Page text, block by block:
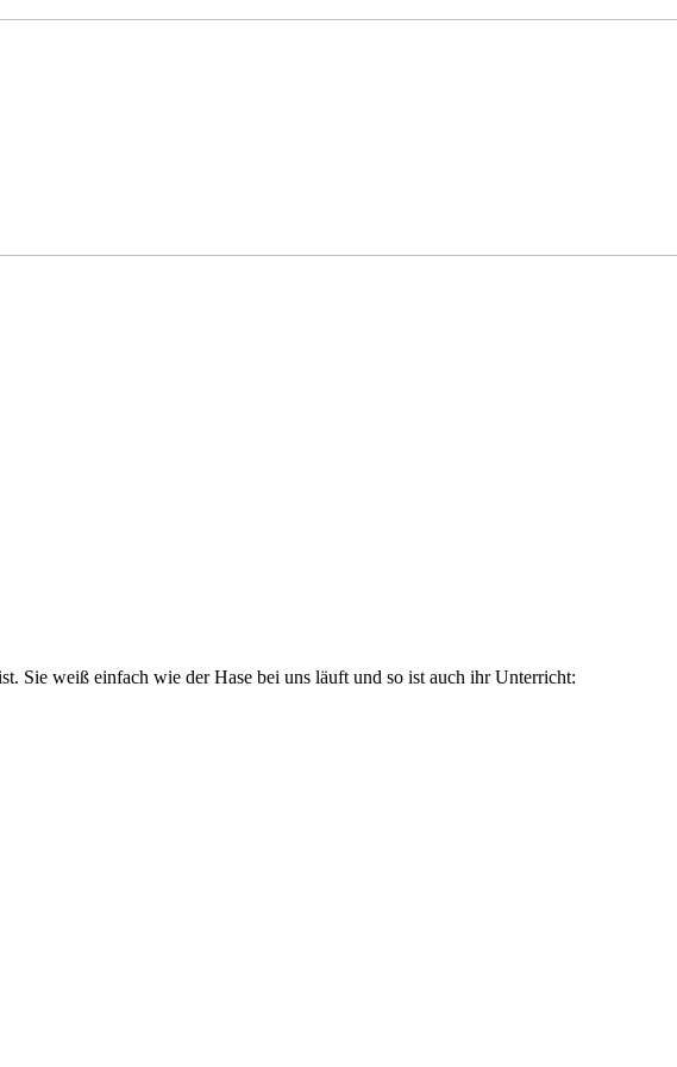
Sie weiß einfach wie der Hase bei uns läuft und so ist auch ihr Unterricht: